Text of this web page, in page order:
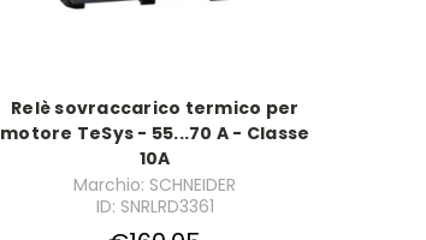
Relè sovraccarico termico per
motore TeSys - 55...70 A - Classe
10A
Marchio: SCHNEIDER
ID: SNRLRD3361